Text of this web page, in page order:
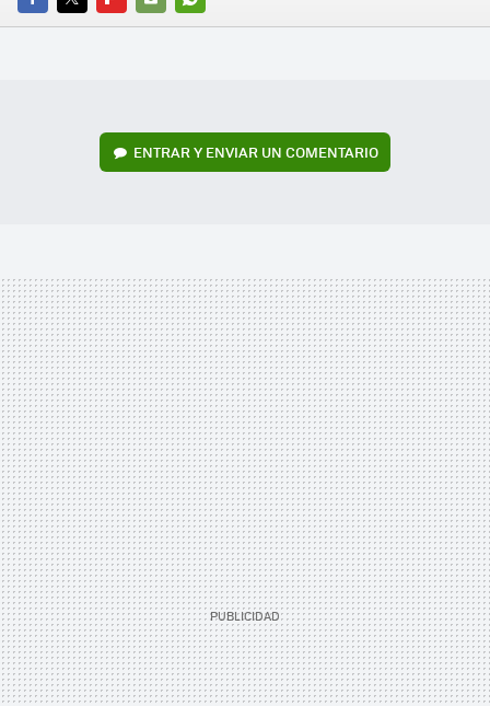
FACEBOOK
TWITTERFLIPBOARD
E-
WHATSAPP
ENTRAR Y ENVIAR UN COMENTARIO